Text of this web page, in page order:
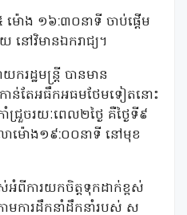
ម៉ោង ១៦:៣០នាទី ចាប់ផ្តើម
យ នៅវិមានឯករាជ្យ។
រដ្ឋមន្ត្រី បានមាន
ាន់តែអធឹកអធមថែមទៀតនោះ
ជ្រួចរយៈពេល២ថ្ងៃ គឺថ្ងៃទី៩
លាម៉ោង១៩:០០នាទី នៅមុខ
អំពីការយកចិត្តទុកដាក់ខ្ពស់
ោមការដឹកនាំដឹកនាំរបស់ ស